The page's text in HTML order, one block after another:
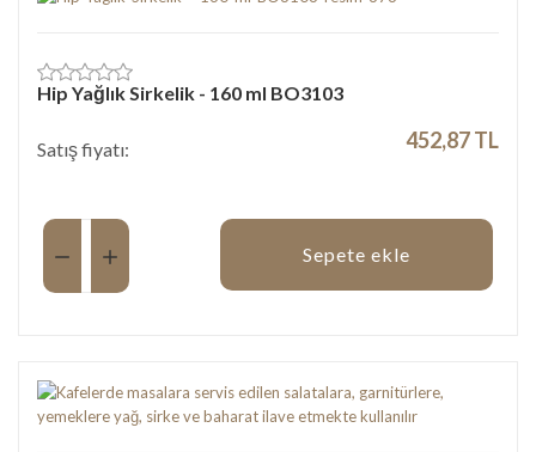
Hip Yağlık Sirkelik - 160 ml BO3103
Satış fiyatı: 452,87 TL
Miktar:
Sepete ekle